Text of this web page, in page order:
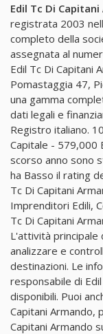
Edil Tc Di
registrata 2003
completo della
assegnata al
Edil Tc Di Capitani
Pomastaggia 47,
una gamma
dati legali e
Registro italiano.
Capitale - 579,000
scorso anno sono
ha Basso il rating
Tc Di Capitani
Imprenditori Edili,
Tc Di Capitani
L'attività principale
analizzare e
destinazioni. Le
responsabile di
disponibili. Puoi
Capitani Armando,
Capitani Armando